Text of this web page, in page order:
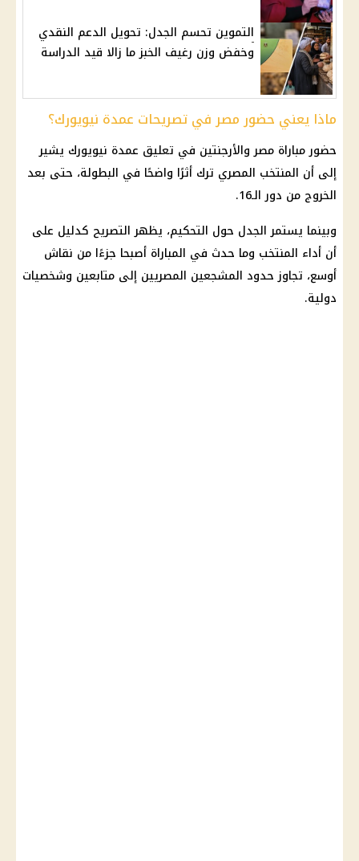
التموين تحسم الجدل: تحويل الدعم النقدي
وخفض وزن رغيف الخبز ما زالا قيد الدراسة
ماذا يعني حضور مصر في تصريحات عمدة نيويورك؟
حضورمباراة مصر والأرجنتين في تعليق عمدة نيويورك يشير
إلى أن المنتخب المصري ترك أثرًا واضحًا في البطولة، حتى بعد
الخروج من دور الـ16.
وبينما يستمرالجدل حول التحكيم، يظهر التصريح كدليل على
أن أداء المنتخب وما حدث في المباراة أصبحا جزءًا من نقاش
أوسع، تجاوز حدود المشجعين المصريين إلى متابعين وشخصيات
دولية.